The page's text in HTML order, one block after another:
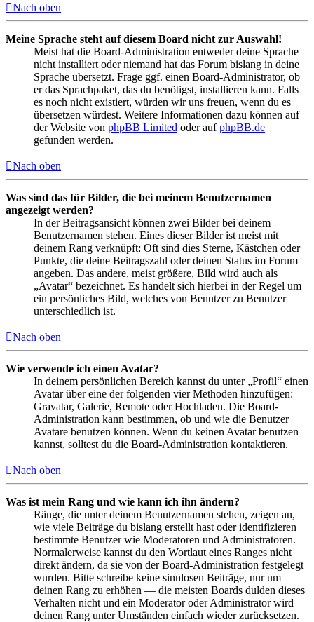
Nach oben
Meine Sprache steht auf diesem Board nicht zur Auswahl!
Meist hat die Board-Administration entweder deine Sprache
nicht installiert oder niemand hat das Forum bislang in deine
Sprache übersetzt. Frage ggf. einen Board-Administrator, ob
er das Sprachpaket, das du benötigst, installieren kann. Falls
es noch nicht existiert, würden wir uns freuen, wenn du es
übersetzen würdest. Weitere Informationen dazu können auf
der Website von phpBB Limited oder aufphpBB.de
gefunden werden.
Nach oben
Was sind das für Bilder, die bei meinem Benutzernamen
angezeigt werden?
In der Beitragsansicht können zwei Bilder bei deinem
Benutzernamen stehen. Eines dieser Bilder ist meist mit
deinem Rang verknüpft: Oft sind dies Sterne, Kästchen oder
Punkte, die deine Beitragszahl oder deinen Status im Forum
angeben. Das andere, meist größere, Bild wird auch als
„Avatar“ bezeichnet. Es handelt sich hierbei in der Regel um
ein persönliches Bild, welches von Benutzer zu Benutzer
unterschiedlich ist.
Nach oben
Wie verwende ich einen Avatar?
In deinem persönlichen Bereich kannst du unter „Profil“ einen
Avatar über eine der folgenden vier Methoden hinzufügen:
Gravatar, Galerie, Remote oder Hochladen. Die Board-
Administration kann bestimmen, ob und wie die Benutzer
Avatare benutzen können. Wenn du keinen Avatar benutzen
kannst, solltest du die Board-Administration kontaktieren.
Nach oben
Was ist mein Rang und wie kann ich ihn ändern?
Ränge, die unter deinem Benutzernamen stehen, zeigen an,
wie viele Beiträge du bislang erstellt hast oder identifizieren
bestimmte Benutzer wie Moderatoren und Administratoren.
Normalerweise kannst du den Wortlaut eines Ranges nicht
direkt ändern, da sie von der Board-Administration festgelegt
wurden. Bitte schreibe keine sinnlosen Beiträge, nur um
deinen Rang zu erhöhen — die meisten Boards dulden dieses
Verhalten nicht und ein Moderator oder Administrator wird
deinen Rang unter Umständen einfach wieder zurücksetzen.